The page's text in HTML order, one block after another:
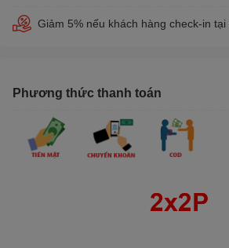
Giảm 5% nếu khách hàng check-in
Phương thức thanh toán